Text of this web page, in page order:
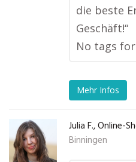
die beste
Geschäft!“
No tags
Mehr Infos
Julia F., Online-
Binningen